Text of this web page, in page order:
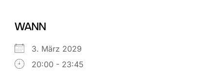
WANN
3. März 2029
20:00 - 23:45